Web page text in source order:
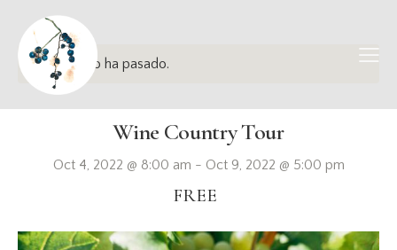
Este evento ha pasado.
Wine Country Tour
Oct 4, 2022 @ 8:00 am - Oct 9, 2022 @ 5:00 pm
FREE